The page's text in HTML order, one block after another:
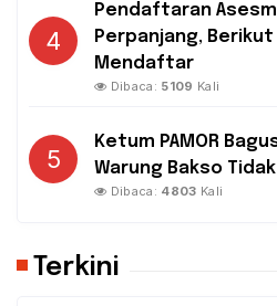
4
Pendaftaran
Perpanjang,
Mendaftar
Dibaca: 5109 Kali
5
Ketum PAMOR
Warung Bakso
Dibaca: 4803 Kali
Terkini